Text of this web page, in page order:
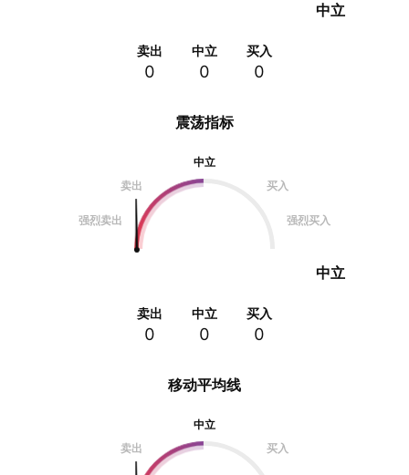
震荡指标
中立
卖出
买入
强烈卖出 强烈买入
中立
卖出
0
中立
0
买入
0
中立
卖出
0
中立
0
买入
0
移动平均线
中立
卖出
买入